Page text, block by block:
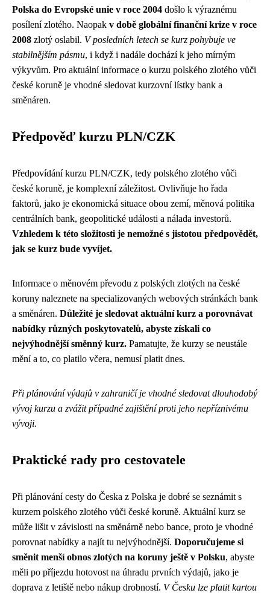
Polska do Evropské unie v roce 2004 došlo k výraznému
posílení zlotého. Naopak v době globální finanční krize v roce
2008 zlotý oslabil. V posledních letech se kurz pohybuje ve
stabilnějším pásmu, i když i nadále dochází k jeho mírným
výkyvům. Pro aktuální informace o kurzu polského zlotého vůči
české koruně je vhodné sledovat kurzovní lístky bank a
směnáren.
Předpověď kurzu PLN/CZK
Předpovídání kurzu PLN/CZK, tedy polského zlotého vůči
české koruně, je komplexní záležitost. Ovlivňuje ho řada
faktorů, jako je ekonomická situace obou zemí, měnová politika
centrálních bank, geopolitické události a nálada investorů.
Vzhledem k této složitosti je nemožné s jistotou předpovědět,
jak se kurz bude vyvíjet.
Informace o měnovém převodu z polských zlotých na české
koruny naleznete na specializovaných webových stránkách bank
a směnáren. Důležité je sledovat aktuální kurz a porovnávat
nabídky různých poskytovatelů, abyste získali co
nejvýhodnější směnný kurz. Pamatujte, že kurzy se neustále
mění a to, co platilo včera, nemusí platit dnes.
Při plánování výdajů v zahraničí je vhodné sledovat dlouhodobý
vývoj kurzu a zvážit případné zajištění proti jeho nepříznivému
vývoji.
Praktické rady pro cestovatele
Při plánování cesty do Česka z Polska je dobré se seznámit s
kurzem polského zlotého vůči české koruně. Aktuální kurz se
může lišit v závislosti na směnárně nebo bance, proto je vhodné
porovnat nabídky a najít tu nejvýhodnější. Doporučujeme si
směnit menší obnos zlotých na koruny ještě v Polsku, abyste
měli po příjezdu hotovost na úhradu prvních výdajů, jako je
doprava z letiště nebo nákup drobností. V Česku lze platit kartou